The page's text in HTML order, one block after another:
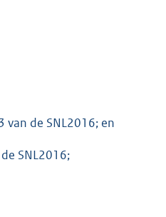
de SNL2016; en
SNL2016;